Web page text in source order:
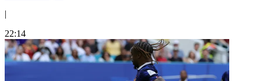
|
22:14